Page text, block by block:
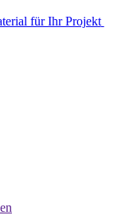
für Ihr Projekt